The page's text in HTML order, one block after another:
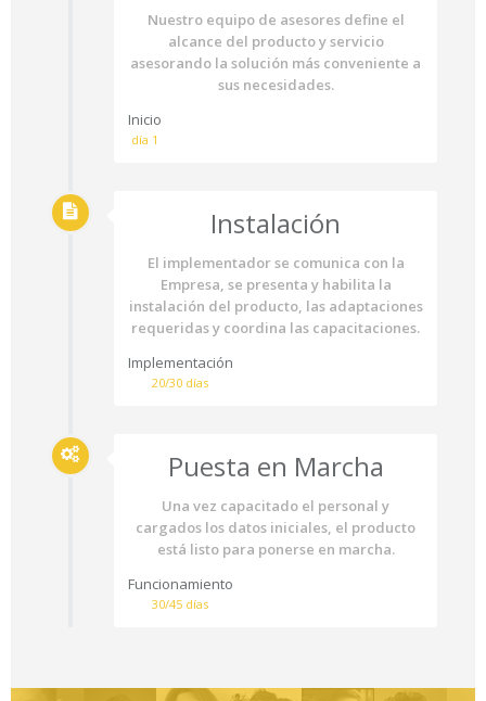
Nuestro equipo de asesores define el
alcance del producto y servicio
asesorando la solución más conveniente a
sus necesidades.
Inicio
día 1
Instalación
El implementador se comunica con la
Empresa, se presenta y habilita la
instalación del producto, las adaptaciones
requeridas y coordina las capacitaciones.
Implementación
20/30 días
Puesta en Marcha
Una vez capacitado el personal y
cargados los datos iniciales, el producto
está listo para ponerse en marcha.
Funcionamiento
30/45 días